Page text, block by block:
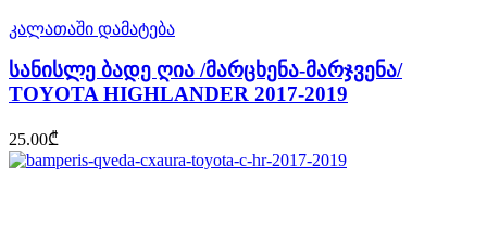
კალათაში დამატება
სანისლე ბადე ღია /მარცხენა-მარჯვენა/
TOYOTA HIGHLANDER 2017-2019
25.00₾